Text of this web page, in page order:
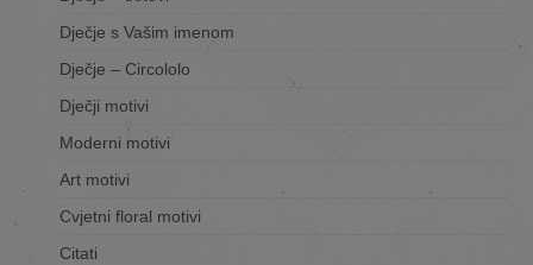
Dječje s Vašim imenom
Dječje – Circololo
Dječji motivi
Moderni motivi
Art motivi
Cvjetni floral motivi
Citati